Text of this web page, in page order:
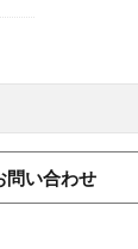
問い合わせ